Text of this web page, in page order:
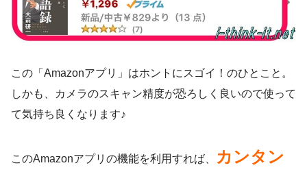
この「Amazonアプリ」はホントにスゴイ！のひとこと。
しかも、カメラのスキャン精度が恐ろしく良いので使って
て気持ち良くなります♪
このAmazonアプリの機能を利用すれば、 カンタン